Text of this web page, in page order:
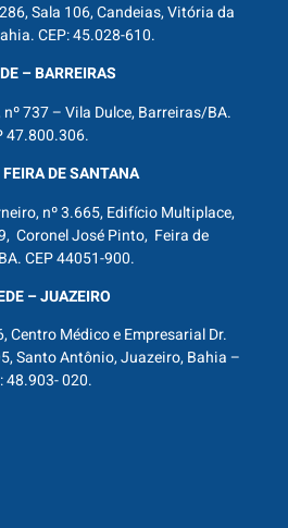
Sala 106, Candeias, Vitória da
CEP: 45.028-610.
– BARREIRAS
737 – Vila Dulce, Barreiras/BA.
47.800.306.
DE SANTANA
nº 3.665, Edifício Multiplace,
Coronel José Pinto, Feira de
CEP 44051-900.
– JUAZEIRO
Centro Médico e Empresarial Dr.
Santo Antônio, Juazeiro, Bahia –
48.903- 020.